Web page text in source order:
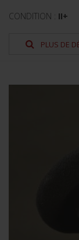
CONDITION : II+
PLUS DE